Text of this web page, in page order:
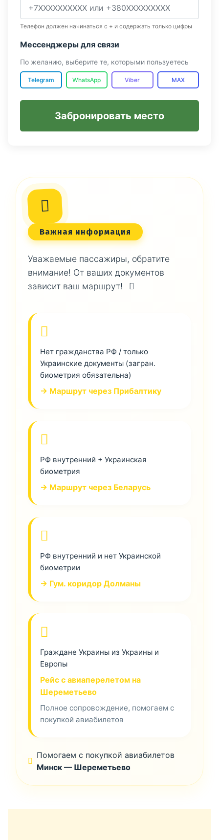
Телефон должен начинаться с + и содержать только цифры
Мессенджеры для связи
По желанию, выберите те, которыми пользуетесь
Telegram WhatsApp Viber MAX
Забронировать место
Важная информация
Уважаемые пассажиры, обратите
внимание! От ваших документов
зависит ваш маршрут!
Нет гражданства РФ / только
Украинские документы (загран.
биометрия обязательна)
→ Маршрут через Прибалтику
РФ внутренний + Украинская
биометрия
→ Маршрут через Беларусь
РФ внутренний и нет Украинской
биометрии
→ Гум. коридор Долманы
Граждане Украины из Украины и
Европы
Рейс с авиаперелетом на
Шереметьево
Полное сопровождение, помогаем с
покупкой авиабилетов
Помогаем с покупкой авиабилетов
Минск — Шереметьево